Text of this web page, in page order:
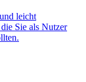
leicht
Sie als Nutzer